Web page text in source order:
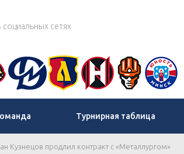
сетях
Турнирная таблица
Кузнецов продлил контракт с «Металлургом»